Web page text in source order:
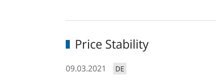
Price Stability
09.03.2021 DE